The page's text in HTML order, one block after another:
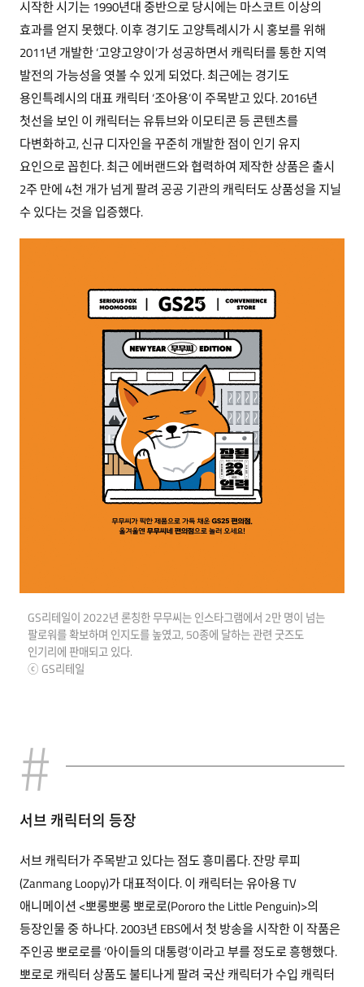
시작한 시기는 1990년대 중반으로 당시에는 마스코트 이상의
효과를 얻지 못했다. 이후 경기도 고양특례시가 시 홍보를 위해
2011년 개발한 ‘고양고양이’가 성공하면서 캐릭터를 통한 지역
발전의 가능성을 엿볼 수 있게 되었다. 최근에는 경기도
용인특례시의 대표 캐릭터 ‘조아용’이 주목받고 있다. 2016년
첫선을 보인 이 캐릭터는 유튜브와 이모티콘 등 콘텐츠를
다변화하고, 신규 디자인을 꾸준히 개발한 점이 인기 유지
요인으로 꼽힌다. 최근 에버랜드와 협력하여 제작한 상품은 출시
2주 만에 4천 개가 넘게 팔려 공공 기관의 캐릭터도 상품성을 지닐
수 있다는 것을 입증했다.
GS리테일이 2022년 론칭한 무무씨는 인스타그램에서 2만 명이 넘는
팔로워를 확보하며 인지도를 높였고, 50종에 달하는 관련 굿즈도
인기리에 판매되고 있다.
ⓒ GS리테일
서브 캐릭터의 등장
서브 캐릭터가 주목받고 있다는 점도 흥미롭다. 잔망 루피
(Zanmang Loopy)가 대표적이다. 이 캐릭터는 유아용 TV
애니메이션 <뽀롱뽀롱 뽀로로(Pororo the Little Penguin)>의
등장인물 중 하나다. 2003년 EBS에서 첫 방송을 시작한 이 작품은
주인공 뽀로로를 ‘아이들의 대통령’이라고 부를 정도로 흥행했다.
뽀로로 캐릭터 상품도 불티나게 팔려 국산 캐릭터가 수입 캐릭터